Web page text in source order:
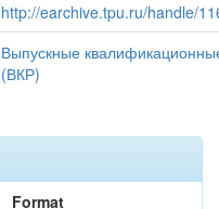
http://earchive.tpu.ru/handle/
Выпускные
(ВКР)
Format